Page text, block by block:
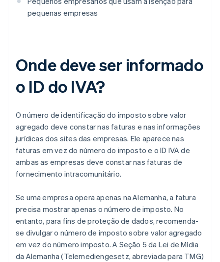
pequenas empresas
Onde deve ser informado
o ID do IVA?
O número de identificação do imposto sobre valor
agregado deve constar nas faturas e nas informações
jurídicas dos sites das empresas. Ele aparece nas
faturas em vez do número do imposto e o ID IVA de
ambas as empresas deve constar nas faturas de
fornecimento intracomunitário.
Se uma empresa opera apenas na Alemanha, a fatura
precisa mostrar apenas o número de imposto. No
entanto, para fins de proteção de dados, recomenda-
se divulgar o número de imposto sobre valor agregado
em vez do número imposto. A Seção 5 da Lei de Mídia
da Alemanha (Telemediengesetz, abreviada para TMG)